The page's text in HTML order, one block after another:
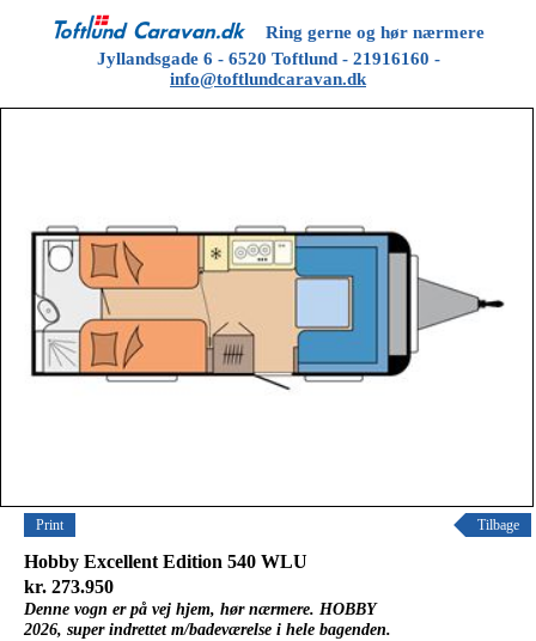
Ring gerne og hør nærmere
Jyllandsgade 6 - 6520 Toftlund - 21916160 -
info@toftlundcaravan.dk
Hobby Excellent Edition 540 WLU
kr. 273.950
Denne vogn er på vej hjem, hør nærmere. HOBBY
2026, super indrettet m/badeværelse i hele bagenden.
Tilbage
Print